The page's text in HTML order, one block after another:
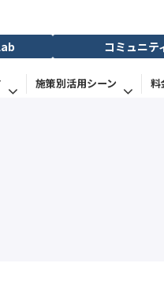
コミュニテ
施策別活用シーン 料